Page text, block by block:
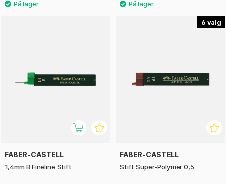
FABER-CASTELL
1,4mm B Fineline Stift
6
FABER-CASTELL
Stift Super-Polymer 0,5